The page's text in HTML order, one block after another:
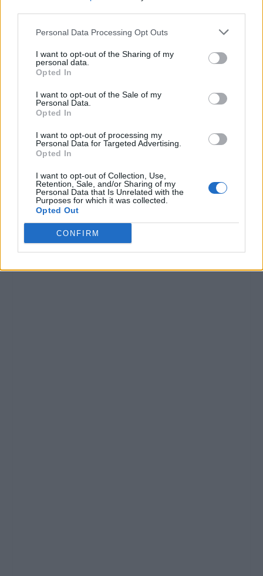
Personal Data Processing Opt Outs
I want to opt-out of the Sharing of my
personal data.
Opted In
I want to opt-out of the Sale of my
Personal Data.
Opted In
I want to opt-out of processing my
Personal Data for Targeted Advertising.
Opted In
I want to opt-out of Collection, Use,
Retention, Sale, and/or Sharing of my
Personal Data that Is Unrelated with the
Purposes for which it was collected.
Opted Out
CONFIRM